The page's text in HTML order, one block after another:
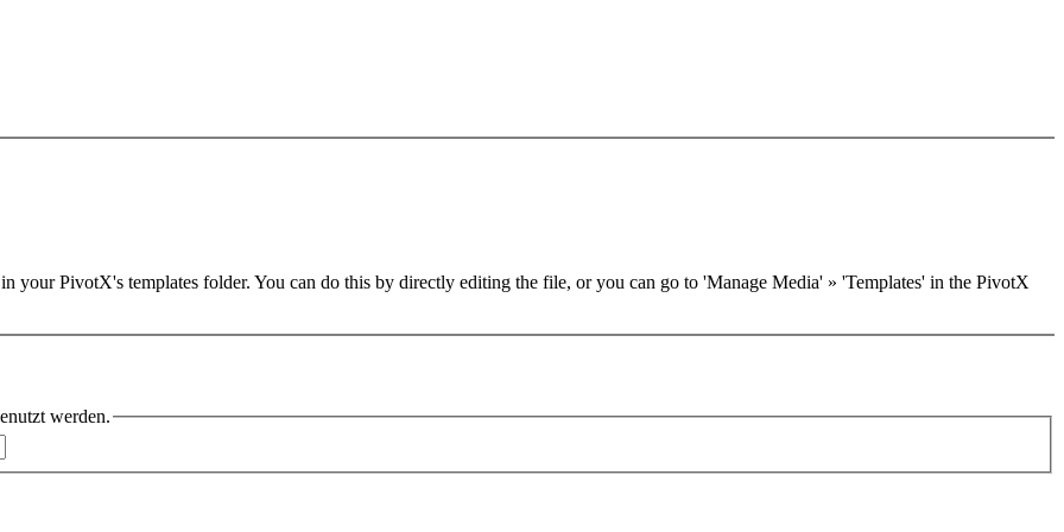
your PivotX's templates folder. You can do this by directly editing the file, or you can go to 'Manage Media' » 'Templates' in the PivotX
werden.